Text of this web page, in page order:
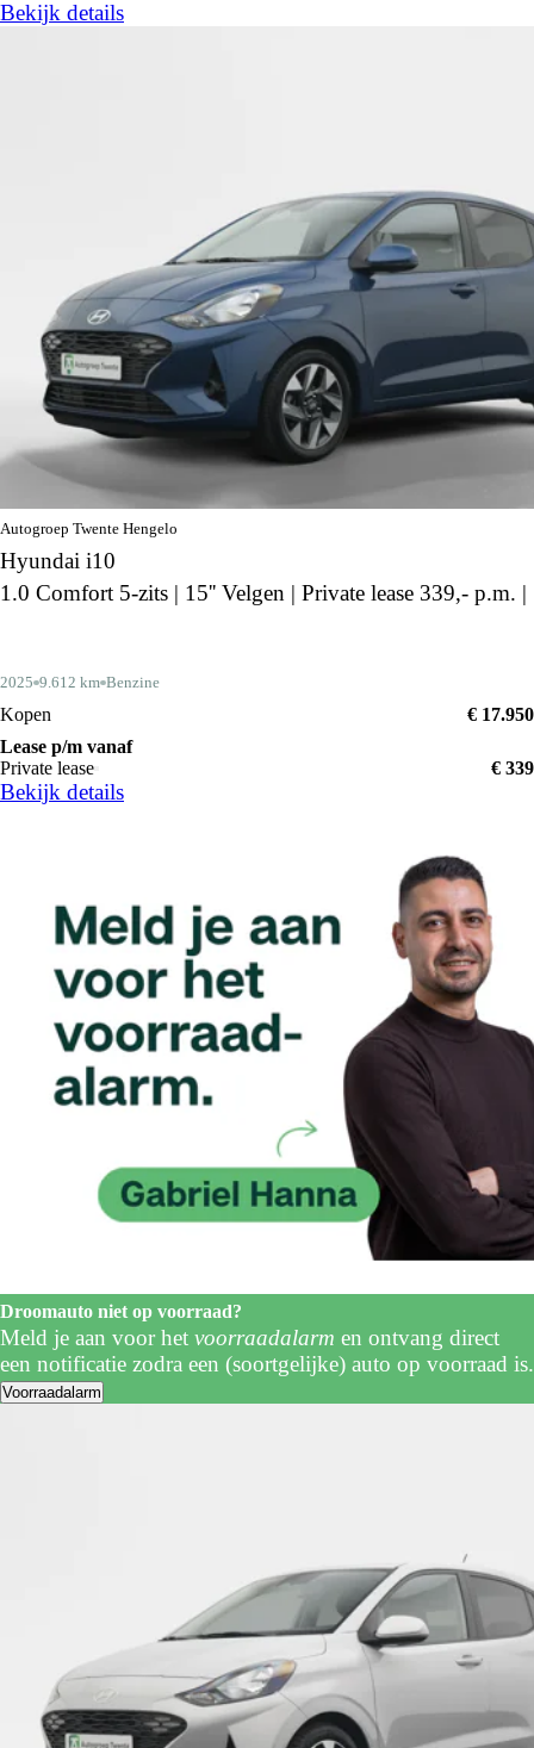
Bekijk details
Autogroep Twente Hengelo
Hyundai i10
1.0 Comfort 5-zits | 15'' Velgen | Private lease 339,- p.m. |
2025 9.612 km Benzine
Kopen
€ 17.950
Lease p/m vanaf
Private lease
€ 339
Bekijk details
Droomauto niet op voorraad?
Meld je aan voor het voorraadalarm en ontvang direct
een notificatie zodra een (soortgelijke) auto op voorraad is.
Voorraadalarm